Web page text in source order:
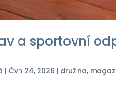
a sportovní
|Čvn 24, 2026 | družina,